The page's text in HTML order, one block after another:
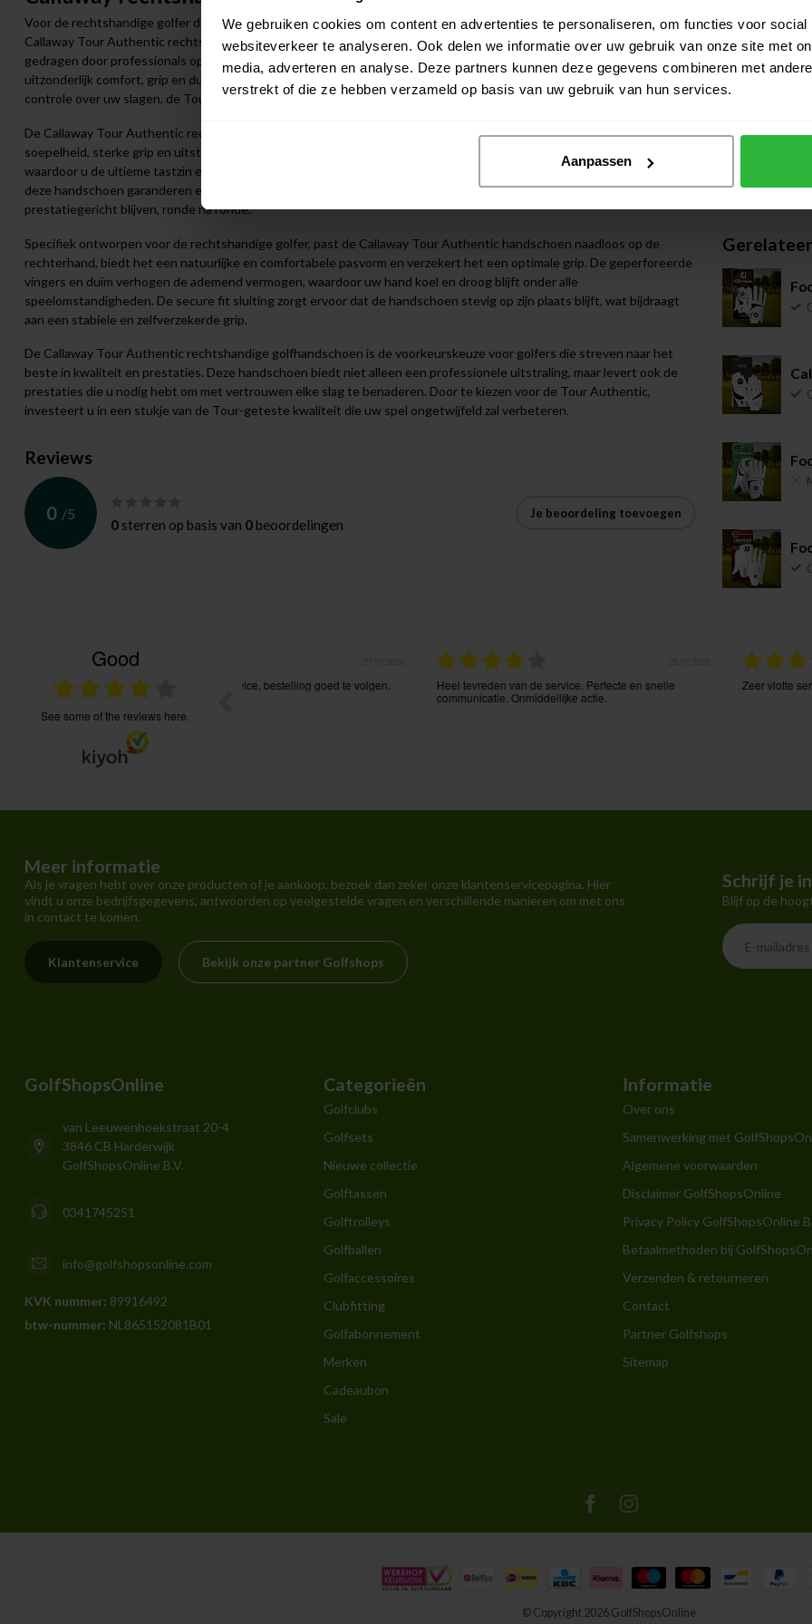
We gebruiken cookies om content en advertenties te personaliseren, om functies voor
websiteverkeer te analyseren. Ook delen we informatie over uw gebruik van onze site met
media, adverteren en analyse. Deze partners kunnen deze gegevens combineren met
verstrekt of die ze hebben verzameld op basis van uw gebruik van hun services.
Aanpassen
Voor de rechtshandige golfer die geen compromissen wil sluiten op het gebied van kwaliteit en prestaties, biedt de
Callaway Tour Authentic rechtshandige golfhandschoen de ultieme ervaring. Deze topklasse golfhandschoen,
gedragen door professionals op de Tour, combineert luxueuze materialen met geavanceerde technologieën om
uitzonderlijk comfort, grip en duurzaamheid te bieden. Of u nu op zoek bent naar de perfecte pasvorm of de fijnste
controle over uw slagen, de Tour Authentic handschoen staat klaar om uw spel naar een hoger niveau te tillen.
De Callaway Tour Authentic rechtshandige golfhandschoen is vervaardigd uit het fijnste Cabretta leer, bekend om zijn
soepelheid, sterke grip en uitstekende slijtvastheid. Dit premium materiaal zorgt voor een tweede-huid gevoel,
waardoor u de ultieme tastzin en controle over de golfclub krijgt. De precisie-engineering en het vakmanschap achter
deze handschoen garanderen een ongeëvenaarde pasvorm en flexibiliteit, waardoor uw handen comfortabel en
prestatiegericht blijven, ronde na ronde.
Specifiek ontworpen voor de rechtshandige golfer, past de Callaway Tour Authentic handschoen naadloos op de
rechterhand, biedt het een natuurlijke en comfortabele pasvorm en verzekert het een optimale grip. De geperforeerde
vingers en duim verhogen de ademend vermogen, waardoor uw hand koel en droog blijft onder alle
speelomstandigheden. De secure fit sluiting zorgt ervoor dat de handschoen stevig op zijn plaats blijft, wat bijdraagt
aan een stabiele en zelfverzekerde grip.
De Callaway Tour Authentic rechtshandige golfhandschoen is de voorkeurskeuze voor golfers die streven naar het
beste in kwaliteit en prestaties. Deze handschoen biedt niet alleen een professionele uitstraling, maar levert ook de
prestaties die u nodig hebt om met vertrouwen elke slag te benaderen. Door te kiezen voor de Tour Authentic,
investeert u in een stukje van de Tour-geteste kwaliteit die uw spel ongetwijfeld zal verbeteren.
Reviews
0 /5
0 sterren op basis van 0 beoordelingen
Je beoordeling toevoegen
Good
see some of the reviews here.
goede service, bestelling goed te volgen.
25.07.2026
Heel tevreden van de service. Perfecte en snelle
Zeer vlotte service
Meer informatie
Als je vragen hebt over onze producten of je aankoop, bezoek dan zeker onze klantenservicepagina. Hier
vindt u onze bedrijfsgegevens, antwoorden op veelgestelde vragen en verschillende manieren om met ons
in contact te komen.
Klantenservice Bekijk onze partner Golfshops
Schrijf je
Blijf op de
GolfShopsOnline
van Leeuwenhoekstraat 20-4
3846 CB Harderwijk
GolfShopsOnline B.V.
0341745251
info@golfshopsonline.com
KVK nummer: 89916492
btw-nummer: NL865152081B01
Categorieën
Golfclubs
Golfsets
Nieuwe collectie
Golftassen
Golftrolleys
Golfballen
Golfaccessoires
Clubfitting
Golfabonnement
Merken
Cadeaubon
Sale
Informatie
Over ons
Samenwerking met
Algemene voorwaarden
Disclaimer GolfShopsOnline
Privacy Policy GolfShopsOnline
Betaalmethoden bij
Verzenden & retourneren
Contact
Partner Golfshops
Sitemap
© Copyright 2026 GolfShopsOnline